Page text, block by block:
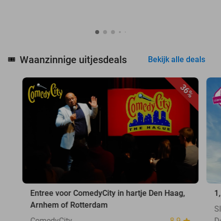
🎟️ Waanzinnige uitjesdeals Bekijk alle deals
36%
Entree voor ComedyCity in hartje Den Haag,
Arnhem of Rotterdam